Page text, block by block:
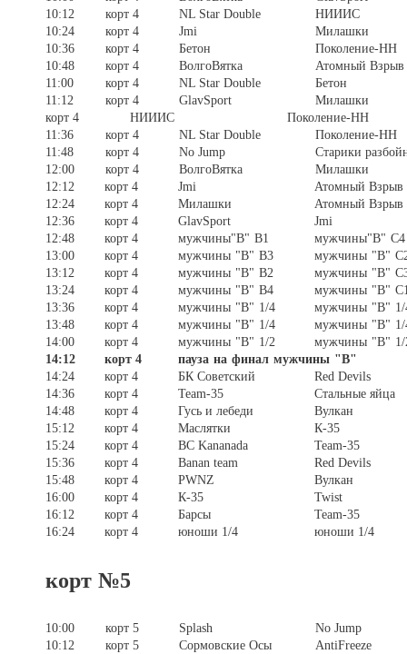
10:12
корт 4 NL Star Double
НИИИС
10:24
корт 4 Jmi
Милашки
10:36
корт 4 Бетон
Поколение-НН
10:48
корт 4 ВолгоВятка
Атомный Взрыв
11:00
корт 4 NL Star Double
Бетон
11:12
корт 4 GlavSport
Милашки
корт 4
НИИИС
Поколение-НН
11:36
корт 4 NL Star Double
Поколение-НН
11:48
корт 4 No Jump
Старики
12:00
корт 4 ВолгоВятка
Милашки
12:12
корт 4 Jmi
Атомный Взрыв
12:24
корт 4 Милашки
Атомный Взрыв
12:36
корт 4 GlavSport
Jmi
12:48
корт 4 мужчины"В" B1
мужчины"В"
13:00
корт 4 мужчины "В" B3
мужчины "В"
13:12
корт 4 мужчины "В" B2
мужчины "В"
13:24
корт 4 мужчины "В" B4
мужчины "В"
13:36
корт 4 мужчины "В" 1/4
мужчины "В" 1/
13:48
корт 4 мужчины "В" 1/4
мужчины "В" 1/
14:00
корт 4 мужчины "В" 1/2
мужчины "В" 1/
14:12
корт 4
пауза на финал мужчины "В"
14:24
корт 4 БК Советский
Red Devils
14:36
корт 4 Team-35
Стальные яйца
14:48
корт 4 Гусь и лебеди
Вулкан
15:12
корт 4 Маслятки
К-35
15:24
корт 4 BC Kananada
Team-35
15:36
корт 4 Banan team
Red Devils
15:48
корт 4 PWNZ
Вулкан
16:00
корт 4 К-35
Twist
16:12
корт 4 Барсы
Team-35
16:24
корт 4 юноши 1/4 юноши 1/4
корт №5
10:00 корт 5 Splash
No Jump
10:12
корт 5 Сормовские Осы
AntiFreeze